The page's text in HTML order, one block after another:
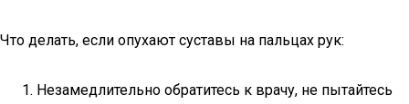
Что делать, если опухают суставы на пальцах рук:
Незамедлительно обратитесь к врачу, не пытайтесь